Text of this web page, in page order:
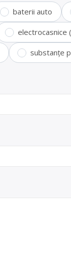
baterii auto
electrocasnice
substanțe